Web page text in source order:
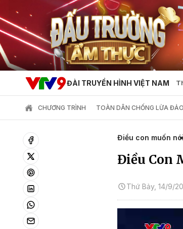
ĐÀI TRUYỀN HÌNH VIỆT NAM
CHƯƠNG TRÌNH TOÀN DÂN CHỐNG LỪA ĐẢO
Điều con muốn nói
Điều Con
Thứ Bảy, 14/9/